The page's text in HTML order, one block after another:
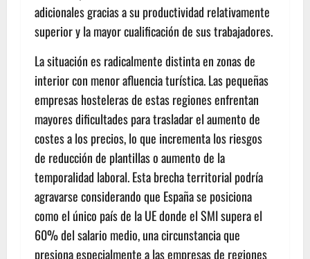
adicionales gracias a su productividad relativamente
superior y la mayor cualificación de sus trabajadores.
La situación es radicalmente distinta en zonas de
interior con menor afluencia turística. Las pequeñas
empresas hosteleras de estas regiones enfrentan
mayores dificultades para trasladar el aumento de
costes a los precios, lo que incrementa los riesgos
de reducción de plantillas o aumento de la
temporalidad laboral. Esta brecha territorial podría
agravarse considerando que España se posiciona
como el único país de la UE donde el SMI supera el
60% del salario medio, una circunstancia que
presiona especialmente a las empresas de regiones